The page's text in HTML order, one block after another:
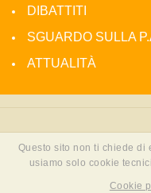
DIBATTITI
SGUARDO SULLA
ATTUALITÀ
Questo sito non ti chiede di
usiamo solo cookie
Cookie